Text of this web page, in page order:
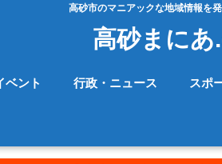
高砂市のマニアックな地域情報を
高砂まにあ
ベント 行政・ニュース スポ